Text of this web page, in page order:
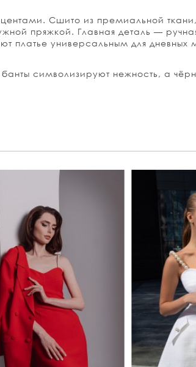
Сшито из премиальной
пряжкой. Главная деталь —
платье универсальным для дневных
символизируют нежность, а